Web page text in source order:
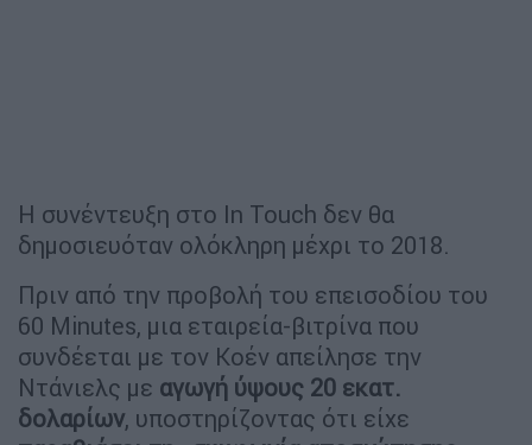
Η συνέντευξη στο In Touch δεν θα
δημοσιευόταν ολόκληρη μέχρι το 2018.
Πριν από την προβολή του επεισοδίου του
60 Minutes, μια εταιρεία-βιτρίνα που
συνδέεται με τον Κοέν απείλησε την
Ντάνιελς με αγωγή ύψους 20 εκατ.
δολαρίων, υποστηρίζοντας ότι είχε